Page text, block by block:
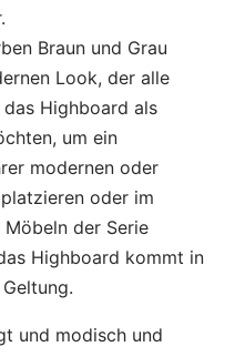
Braun und Grau
Look, der alle
Highboard als
um ein
modernen oder
oder im
der Serie
Highboard kommt in
und modisch und